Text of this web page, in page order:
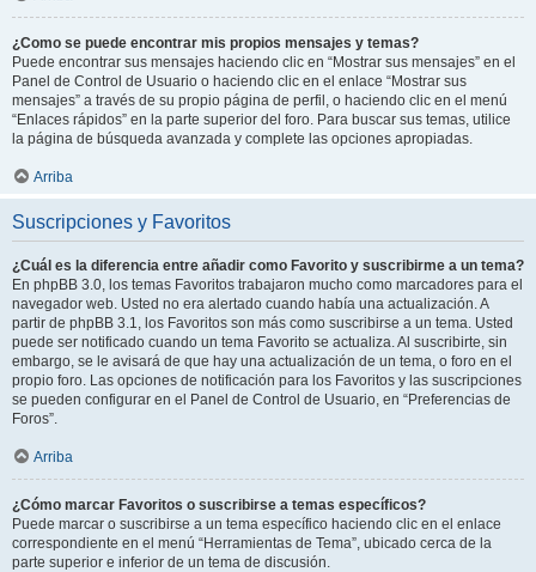
¿Como se puede encontrar mis propios mensajes y temas?
Puede encontrar sus mensajes haciendo clic en “Mostrar sus mensajes” en el
Panel de Control de Usuario o haciendo clic en el enlace “Mostrar sus
mensajes” a través de su propio página de perfil, o haciendo clic en el menú
“Enlaces rápidos” en la parte superior del foro. Para buscar sus temas, utilice
la página de búsqueda avanzada y complete las opciones apropiadas.
Arriba
Suscripciones y Favoritos
¿Cuál es la diferencia entre añadir como Favorito y suscribirme a un tema?
En phpBB 3.0, los temas Favoritos trabajaron mucho como marcadores para el
navegador web. Usted no era alertado cuando había una actualización. A
partir de phpBB 3.1, los Favoritos son más como suscribirse a un tema. Usted
puede ser notificado cuando un tema Favorito se actualiza. Al suscribirte, sin
embargo, se le avisará de que hay una actualización de un tema, o foro en el
propio foro. Las opciones de notificación para los Favoritos y las suscripciones
se pueden configurar en el Panel de Control de Usuario, en “Preferencias de
Foros”.
Arriba
¿Cómo marcar Favoritos o suscribirse a temas específicos?
Puede marcar o suscribirse a un tema específico haciendo clic en el enlace
correspondiente en el menú “Herramientas de Tema”, ubicado cerca de la
parte superior e inferior de un tema de discusión.